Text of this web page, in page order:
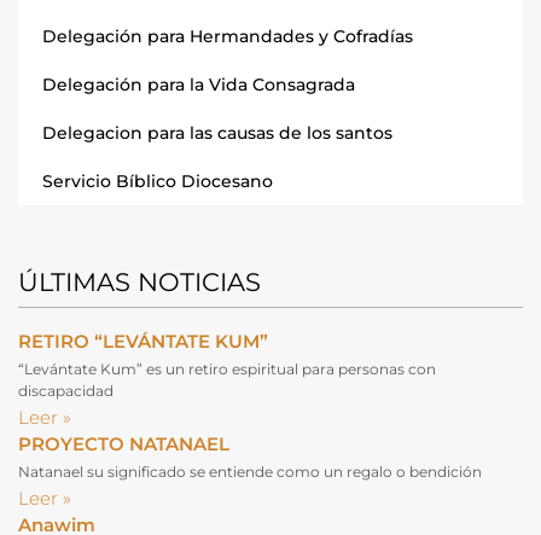
Delegación para Hermandades y Cofradías
Delegación para la Vida Consagrada
Delegacion para las causas de los santos
Servicio Bíblico Diocesano
ÚLTIMAS NOTICIAS
RETIRO “LEVÁNTATE KUM”
“Levántate Kum” es un retiro espiritual para personas con
discapacidad
Leer »
PROYECTO NATANAEL
Natanael su significado se entiende como un regalo o bendición
Leer »
Anawim